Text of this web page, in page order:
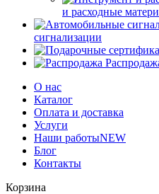
и расходные
сигнализации
О нас
Каталог
Оплата и доставка
Услуги
Наши работыNEW
Блог
Контакты
Корзина